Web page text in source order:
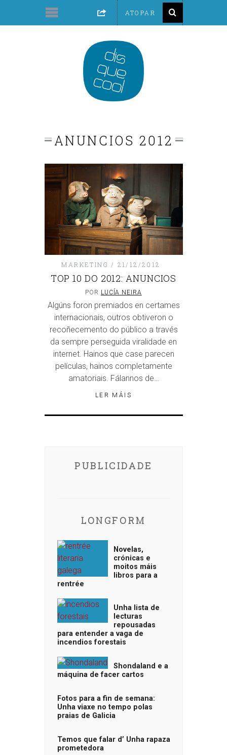
ANUNCIOS 2012
MARKETING 21/12/2012
TOP 10 DO 2012: ANUNCIOS
POR LUCÍA NEIRA
Algúns foron premiados en certames
internacionais, outros obtiveron o
recoñecemento do público a través
da sempre perseguida viralidade en
internet. Hainos que case parecen
películas, hainos completamente
amatoriais. Fálannos de…
LER MÁIS
PUBLICIDADE
LONGFORM
Novelas,
crónicas e
moitos máis
libros para a
rentrée
Unha lista de
lecturas
repousadas
para entender a vaga de
incendios forestais
Shondaland e a
máquina de facer cartos
Fotos para a fin de semana:
Unha viaxe no tempo polas
praias de Galicia
Temos que falar d’ Unha rapaza
prometedora